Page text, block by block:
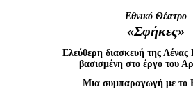
Προσωπικά Δεδομένα
Πληροφορίες
Εθνικό Θέατρο
«Σφήκες»
Ελεύθερη διασκευή της Λένας
βασισμένη στο έργο του
Μια συμπαραγωγή με